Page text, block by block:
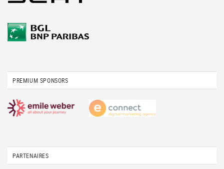
PREMIUM SPONSORS
PARTENAIRES